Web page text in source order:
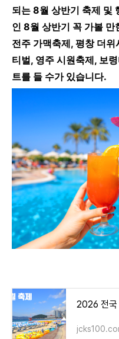
되는 8월 상반기 축제 및
인 8월 상반기 꼭 가볼
전주 가맥축제, 평창 더
티벌, 영주 시원축제, 보
트를 들 수가 있습니다.
2026 전국